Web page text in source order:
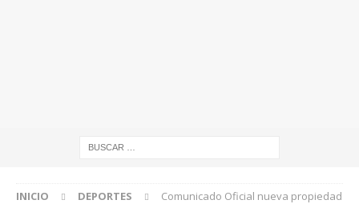
INICIO DEPORTES
Comunicado Oficial nueva propiedad